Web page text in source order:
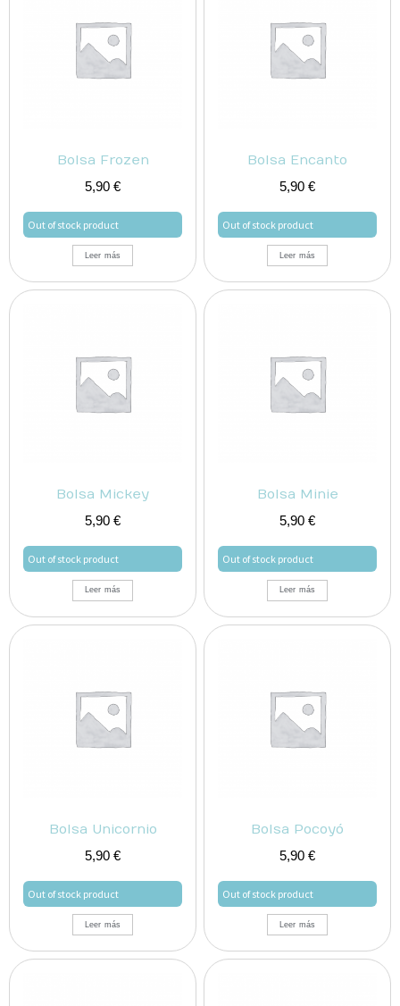
Bolsa Frozen
5,90 €
Out of stock product
Leer más
Bolsa Encanto
5,90 €
Out of stock product
Leer más
Bolsa Mickey
5,90 €
Out of stock product
Leer más
Bolsa Minie
5,90 €
Out of stock product
Leer más
Bolsa Unicornio
5,90 €
Out of stock product
Leer más
Bolsa Pocoyó
5,90 €
Out of stock product
Leer más